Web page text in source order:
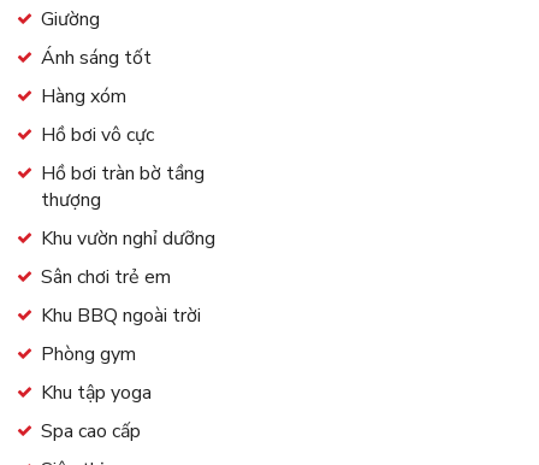
Giường
Ánh sáng tốt
Hàng xóm
Hồ bơi vô cực
Hồ bơi tràn bờ tầng
thượng
Khu vườn nghỉ dưỡng
Sân chơi trẻ em
Khu BBQ ngoài trời
Phòng gym
Khu tập yoga
Spa cao cấp